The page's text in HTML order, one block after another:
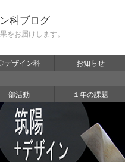
科ブログ
をお届けします。
デザイン科 お知らせ
部活動 １年の課題